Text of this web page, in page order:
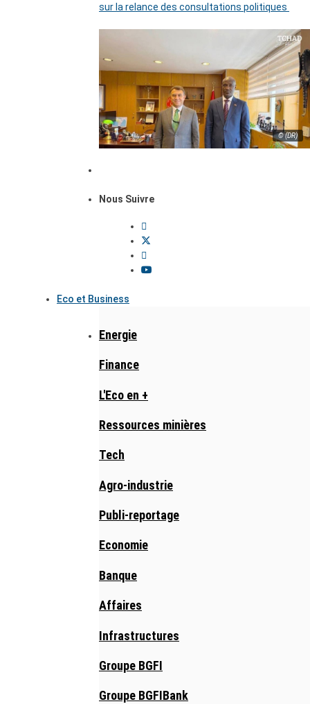
sur la relance des consultations politiques
© (DR)
Nous Suivre
Eco et Business
Energie
Finance
L'Eco en +
Ressources minières
Tech
Agro-industrie
Publi-reportage
Economie
Banque
Affaires
Infrastructures
Groupe BGFI
Groupe BGFIBank